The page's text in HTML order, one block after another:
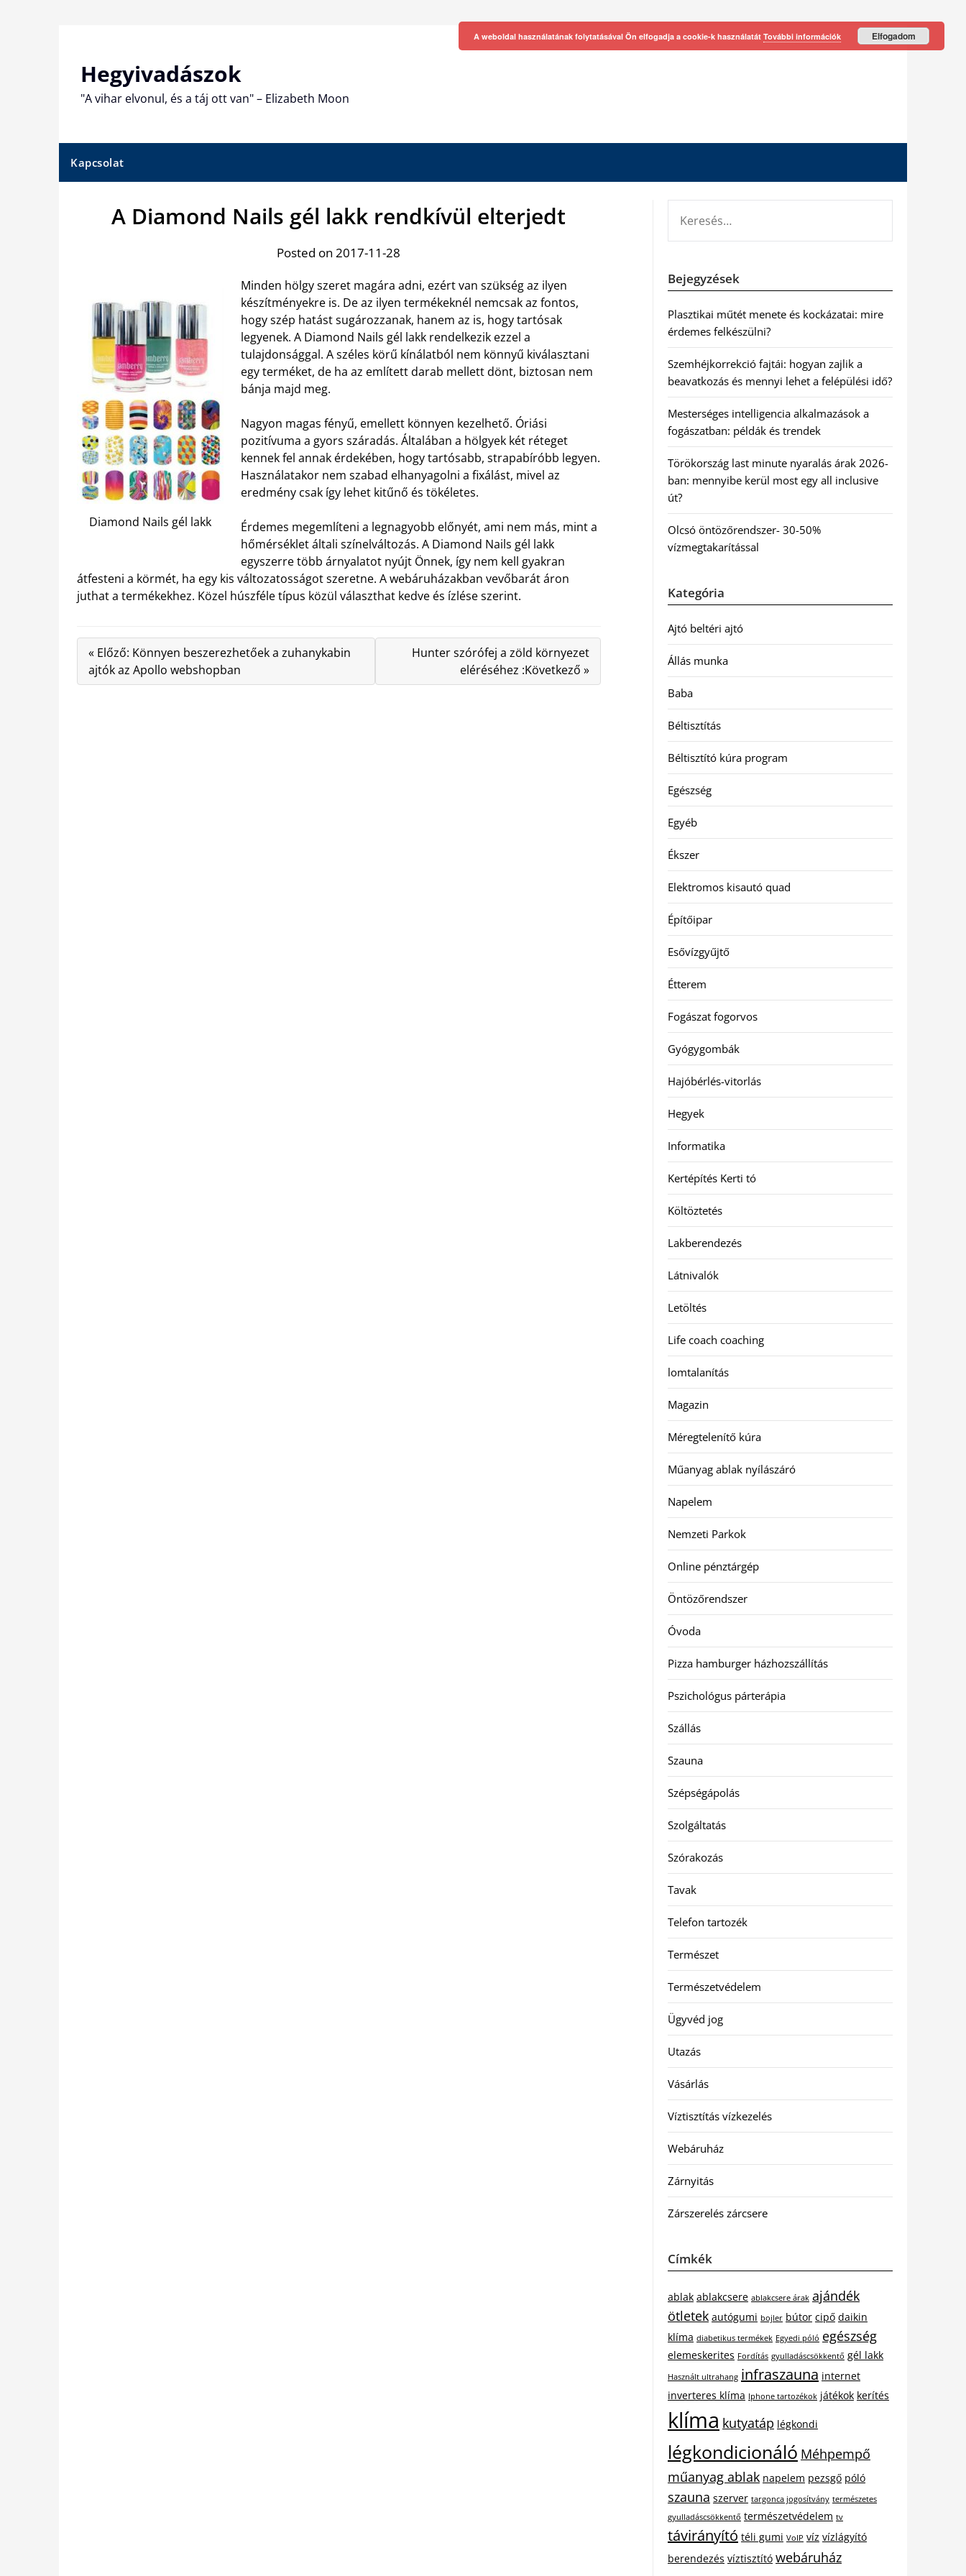
Hegyivadászok
"A vihar elvonul, és a táj ott van" – Elizabeth Moon
Kapcsolat
A Diamond Nails gél lakk rendkívül elterjedt
Posted on 2017-11-28
Diamond Nails gél lakk
Minden hölgy szeret magára adni, ezért van szükség az ilyen
készítményekre is. De az ilyen termékeknél nemcsak az fontos,
hogy szép hatást sugározzanak, hanem az is, hogy tartósak
legyenek. A Diamond Nails gél lakk rendelkezik ezzel a
tulajdonsággal. A széles körű kínálatból nem könnyű kiválasztani
egy terméket, de ha az említett darab mellett dönt, biztosan nem
bánja majd meg.
Nagyon magas fényű, emellett könnyen kezelhető. Óriási
pozitívuma a gyors száradás. Általában a hölgyek két réteget
kennek fel annak érdekében, hogy tartósabb, strapabíróbb legyen.
Használatakor nem szabad elhanyagolni a fixálást, mivel az
eredmény csak így lehet kitűnő és tökéletes.
Érdemes megemlíteni a legnagyobb előnyét, ami nem más, mint a
hőmérséklet általi színelváltozás. A Diamond Nails gél lakk
egyszerre több árnyalatot nyújt Önnek, így nem kell gyakran
átfesteni a körmét, ha egy kis változatosságot szeretne. A webáruházakban vevőbarát áron
juthat a termékekhez. Közel húszféle típus közül választhat kedve és ízlése szerint.
« Előző: Könnyen beszerezhetőek a zuhanykabin
ajtók az Apollo webshopban
Hunter szórófej a zöld környezet
eléréséhez :Következő »
Bejegyzések
Plasztikai műtét menete és kockázatai: mire
érdemes felkészülni?
Szemhéjkorrekció fajtái: hogyan zajlik a
beavatkozás és mennyi lehet a felépülési idő?
Mesterséges intelligencia alkalmazások a
fogászatban: példák és trendek
Törökország last minute nyaralás árak 2026-
ban: mennyibe kerül most egy all inclusive
út?
Olcsó öntözőrendszer- 30-50%
vízmegtakarítással
Kategória
Ajtó beltéri ajtó
Állás munka
Baba
Béltisztítás
Béltisztító kúra program
Egészség
Egyéb
Ékszer
Elektromos kisautó quad
Építőipar
Esővízgyűjtő
Étterem
Fogászat fogorvos
Gyógygombák
Hajóbérlés-vitorlás
Hegyek
Informatika
Kertépítés Kerti tó
Költöztetés
Lakberendezés
Látnivalók
Letöltés
Life coach coaching
lomtalanítás
Magazin
Méregtelenítő kúra
Műanyag ablak nyílászáró
Napelem
Nemzeti Parkok
Online pénztárgép
Öntözőrendszer
Óvoda
Pizza hamburger házhozszállítás
Pszichológus párterápia
Szállás
Szauna
Szépségápolás
Szolgáltatás
Szórakozás
Tavak
Telefon tartozék
Természet
Természetvédelem
Ügyvéd jog
Utazás
Vásárlás
Víztisztítás vízkezelés
Webáruház
Zárnyitás
Zárszerelés zárcsere
Címkék
ablak ablakcsere ablakcsere árak ajándék
ötletek autógumi bojler bútor cipő daikin
klíma diabetikus termékek Egyedi póló egészség
elemeskerites Fordítás gyulladáscsökkentő gél lakk
Használt ultrahang infraszauna internet
inverteres klíma Iphone tartozékok játékok kerítés
klíma kutyatáp légkondi
légkondicionáló Méhpempő
műanyag ablak napelem pezsgő póló
szauna szerver targonca jogosítvány természetes
gyulladáscsökkentő természetvédelem tv
távirányító téli gumi VoIP víz vízlágyító
berendezés víztisztító webáruház
A weboldal használatának folytatásával Ön elfogadja a cookie-k használatát További információk Elfogadom